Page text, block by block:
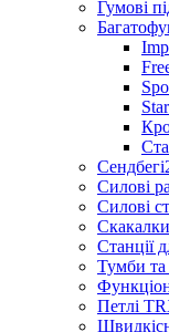
Гумові
Сендбегі
Силові
Силові
Станції
Тумби та
Петлі